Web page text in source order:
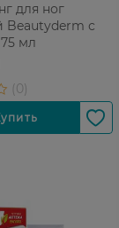
для ног
Beautyderm с
мл